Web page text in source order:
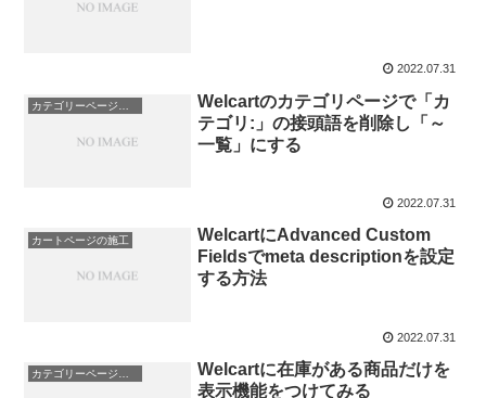
2022.07.31
Welcartのカテゴリページで「カ
テゴリ:」の接頭語を削除し「～
一覧」にする
2022.07.31
カートページの施工
WelcartにAdvanced Custom
Fieldsでmeta descriptionを設定
する方法
2022.07.31
カテゴリーページの施工
Welcartに在庫がある商品だけを
表示機能をつけてみる